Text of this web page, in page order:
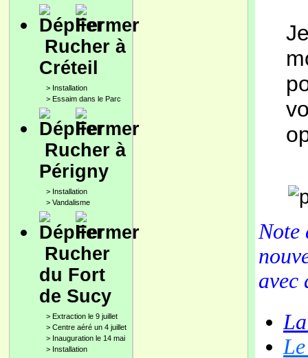
Rucher à
Créteil
> Installation
> Essaim dans le Parc
Rucher à
Périgny
> Installation
> Vandalisme
Rucher
du Fort
de Sucy
> Extraction le 9 juillet
> Centre aéré un 4 juillet
> Inauguration le 14 mai
> Installation
Note
avec